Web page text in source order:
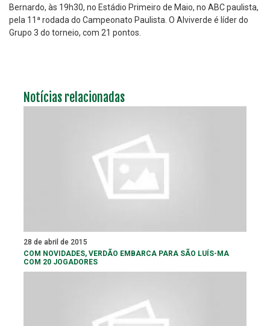
Bernardo, às 19h30, no Estádio Primeiro de Maio, no ABC paulista,
pela 11ª rodada do Campeonato Paulista. O Alviverde é líder do
Grupo 3 do torneio, com 21 pontos.
Notícias relacionadas
28 de abril de 2015
COM NOVIDADES, VERDÃO EMBARCA PARA SÃO LUÍS-MA
COM 20 JOGADORES